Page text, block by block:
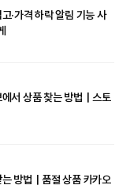
·가격 하락 알림 기능 사
서 상품 찾는 방법｜스토
방법｜품절 상품 카카오